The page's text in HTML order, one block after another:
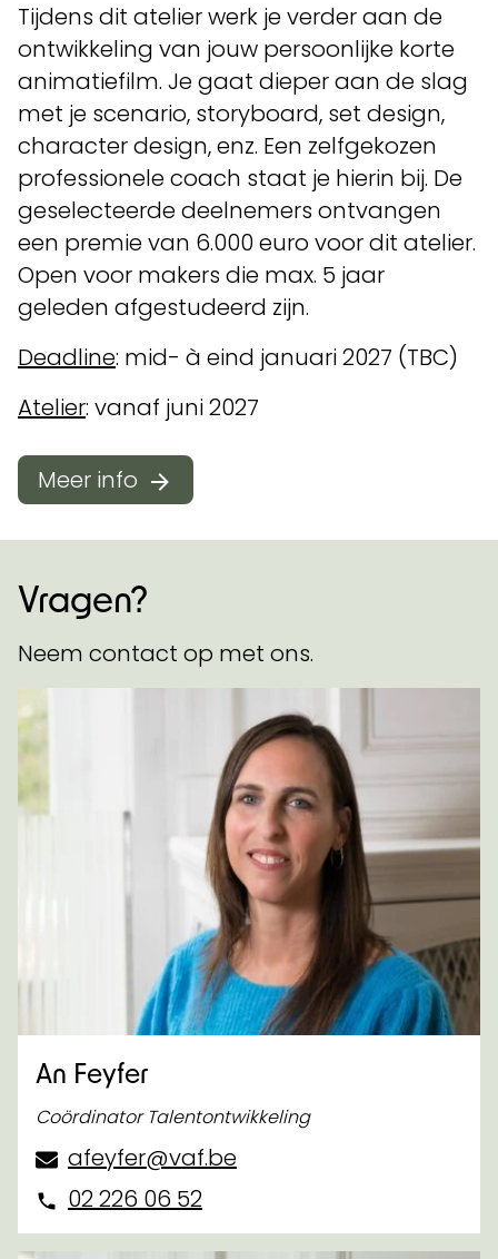
Tijdens dit atelier werk je verder aan de
ontwikkeling van jouw persoonlijke korte
animatiefilm. Je gaat dieper aan de slag
met je scenario, storyboard, set design,
character design, enz. Een zelfgekozen
professionele coach staat je hierin bij. De
geselecteerde deelnemers ontvangen
een premie van 6.000 euro voor dit atelier.
Open voor makers die max. 5 jaar
geleden afgestudeerd zijn.
Deadline: mid- à eind januari 2027 (TBC)
Atelier: vanaf juni 2027
Meer info
Vragen?
Neem contact op met ons.
An Feyfer
Coördinator Talentontwikkeling
afeyfer@vaf.be
02 226 06 52